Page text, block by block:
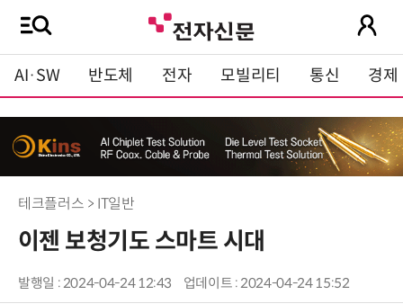
AI·SW 반도체 전자 모빌리티 통신 경제
테크플러스 > IT일반
이젠 보청기도 스마트 시대
발행일 : 2024-04-24 12:43 업데이트 : 2024-04-24 15:52